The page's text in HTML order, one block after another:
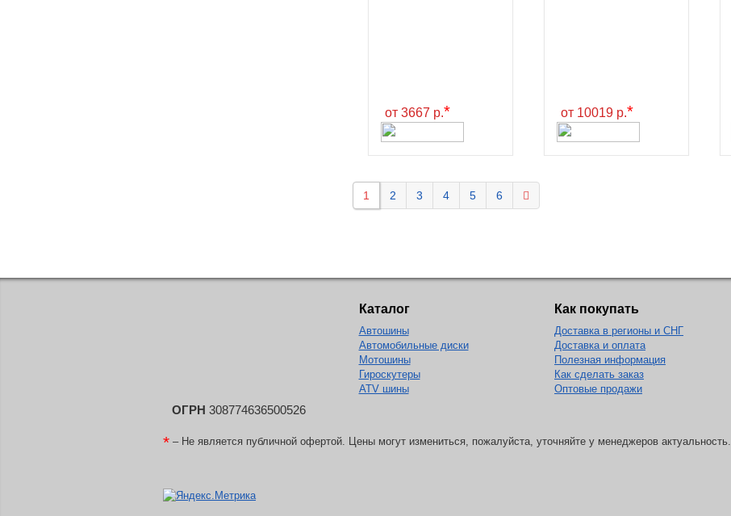
от 3667 р.* от 10019 р.*
1 2 3 4 5 6
ОГРН 308774636500526
Каталог
Автошины
Автомобильные диски
Мотошины
Гироскутеры
ATV шины
Как покупать
Доставка в регионы и СНГ
Доставка и оплата
Полезная информация
Как сделать заказ
Оптовые продажи
* – Не является публичной офертой. Цены могут измениться, пожалуйста, уточняйте у менеджеров актуальность.